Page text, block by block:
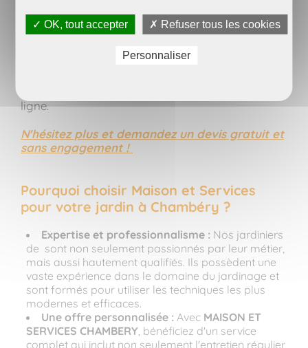
Vous pouvez vous rendre directement à notre
agence située au 56 rue de l'Hôtel de Ville (ZAC
Valmar) à LA RAVOIRE ou nous appeler au
ligne.
N'hésitez plus et demandez un devis gratuit et
sans engagement !
Pourquoi choisir Maison et Services
pour votre jardin à Chambéry ?
Expertise et professionnalisme : Nos jardiniers
de sont non seulement passionnés par leur métier,
mais aussi hautement qualifiés. Ils possèdent une
vaste expérience dans le domaine du jardinage et
sont formés pour utiliser les techniques les plus
modernes et efficaces.
Une offre personnalisée : Avec MAISON ET
SERVICES CHAMBERY, bénéficiez d'un service
complet qui inclut non seulement l'entretien régulier
✓ OK, tout accepter ✗ Refuser tous les cookies
Personnaliser